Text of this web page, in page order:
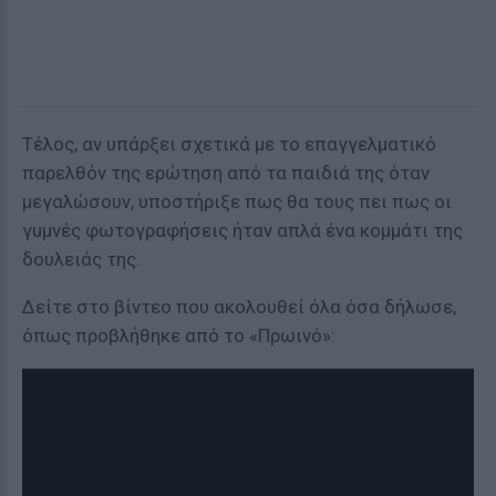
Τέλος, αν υπάρξει σχετικά με το επαγγελματικό
παρελθόν της ερώτηση από τα παιδιά της όταν
μεγαλώσουν, υποστήριξε πως θα τους πει πως οι
γuμνές φωτογραφήσεις ήταν απλά ένα κομμάτι της
δουλειάς της.
Δείτε στο βίντεο που ακολουθεί όλα όσα δήλωσε,
όπως προβλήθηκε από το «Πρωινό»: